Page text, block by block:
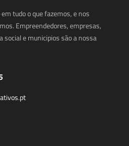
tudo o que fazemos, e nos
Empreendedores, empresas,
social e municipios são a nossa